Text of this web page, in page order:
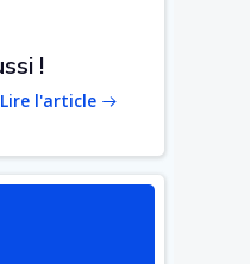
!
Lire l'article